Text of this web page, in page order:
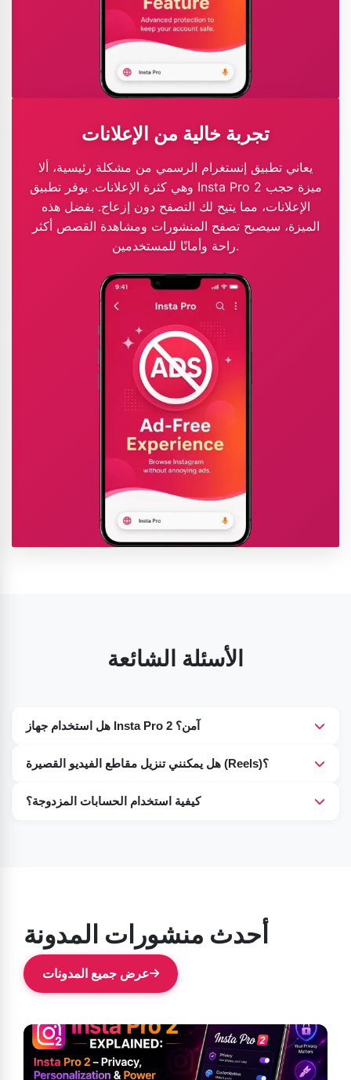
تجربة خالية من الإعلانات
يعاني تطبيق إنستغرام الرسمي من مشكلة رئيسية، ألا
وهي كثرة الإعلانات. يوفر تطبيق Insta Pro 2 ميزة حجب
الإعلانات، مما يتيح لك التصفح دون إزعاج. بفضل هذه
الميزة، سيصبح تصفح المنشورات ومشاهدة القصص أكثر
راحة وأمانًا للمستخدمين.
الأسئلة الشائعة
هل استخدام جهاز Insta Pro 2 آمن؟
هل يمكنني تنزيل مقاطع الفيديو القصيرة (Reels)؟
كيفية استخدام الحسابات المزدوجة؟
أحدث منشورات المدونة
عرض جميع المدونات